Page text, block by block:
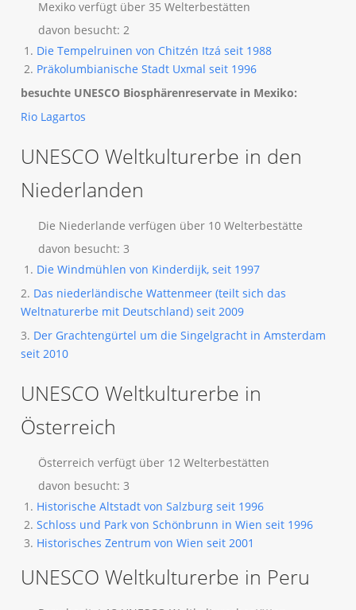
Mexiko verfügt über 35 Welterbestätten
davon besucht: 2
Die Tempelruinen von Chitzén Itzá seit 1988
Präkolumbianische Stadt Uxmal seit 1996
besuchte UNESCO Biosphärenreservate in Mexiko:
Rio Lagartos
UNESCO Weltkulturerbe in den
Niederlanden
Die Niederlande verfügen über 10 Welterbestätte
davon besucht: 3
Die Windmühlen von Kinderdijk, seit 1997
2. Das niederländische Wattenmeer (teilt sich das
Weltnaturerbe mit Deutschland) seit 2009
3. Der Grachtengürtel um die Singelgracht in Amsterdam
seit 2010
UNESCO Weltkulturerbe in
Österreich
Österreich verfügt über 12 Welterbestätten
davon besucht: 3
Historische Altstadt von Salzburg seit 1996
Schloss und Park von Schönbrunn in Wien seit 1996
Historisches Zentrum von Wien seit 2001
UNESCO Weltkulturerbe in Peru